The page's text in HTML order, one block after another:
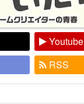
Youtube
RSS